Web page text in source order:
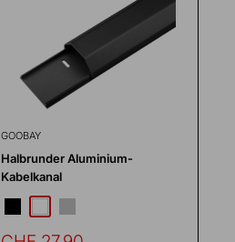
GOOBAY
Halbrunder Aluminium-
Kabelkanal